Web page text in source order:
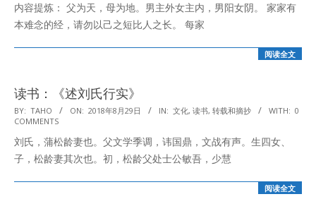
10
内容提炼： 父为天，母为地。男主外女主内，男阳女阴。 家家有
本难念的经，请勿以己之短比人之长。 每家
阅读全文
读书：《述刘氏行实》
2018-
08-
29
BY: TAHO ON: 2018年8月29日 IN: 文化, 读书, 转载和摘抄 WITH: 0
COMMENTS
刘氏，蒲松龄妻也。父文学季调，讳国鼎，文战有声。生四女、
子，松龄妻其次也。初，松龄父处士公敏吾，少慧
阅读全文